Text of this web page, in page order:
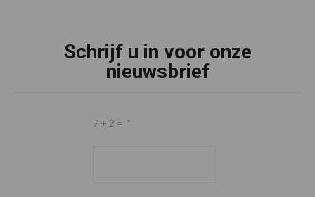
Schrijf u in voor onze
nieuwsbrief
7 + 2 = *